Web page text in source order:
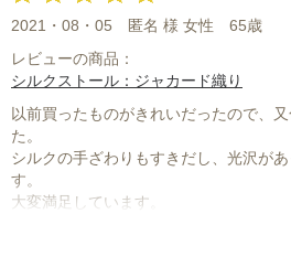
2021・08・05 匿名 様 女性
65歳
レビューの商品：
シルクストール：ジャカード織り
以前買ったものがきれいだったので、
た。
シルクの手ざわりもすきだし、光沢が
す。
大変満足しています。